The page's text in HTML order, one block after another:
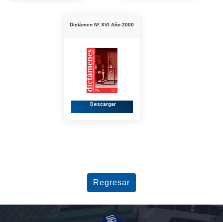
Dictámen Nº XVI Año 2000
Descargar
Regresar